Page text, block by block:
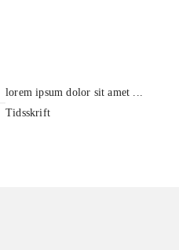
lorem ipsum dolor sit amet ...
Tidsskrift